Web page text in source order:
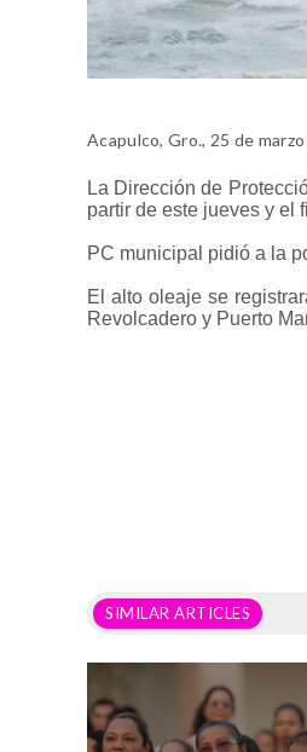
Acapulco, Gro., 25 de
La Dirección de
partir de este jueves y el
PC municipal pidió a la
El alto oleaje se
Revolcadero y Puerto
SIMILAR ARTICLES